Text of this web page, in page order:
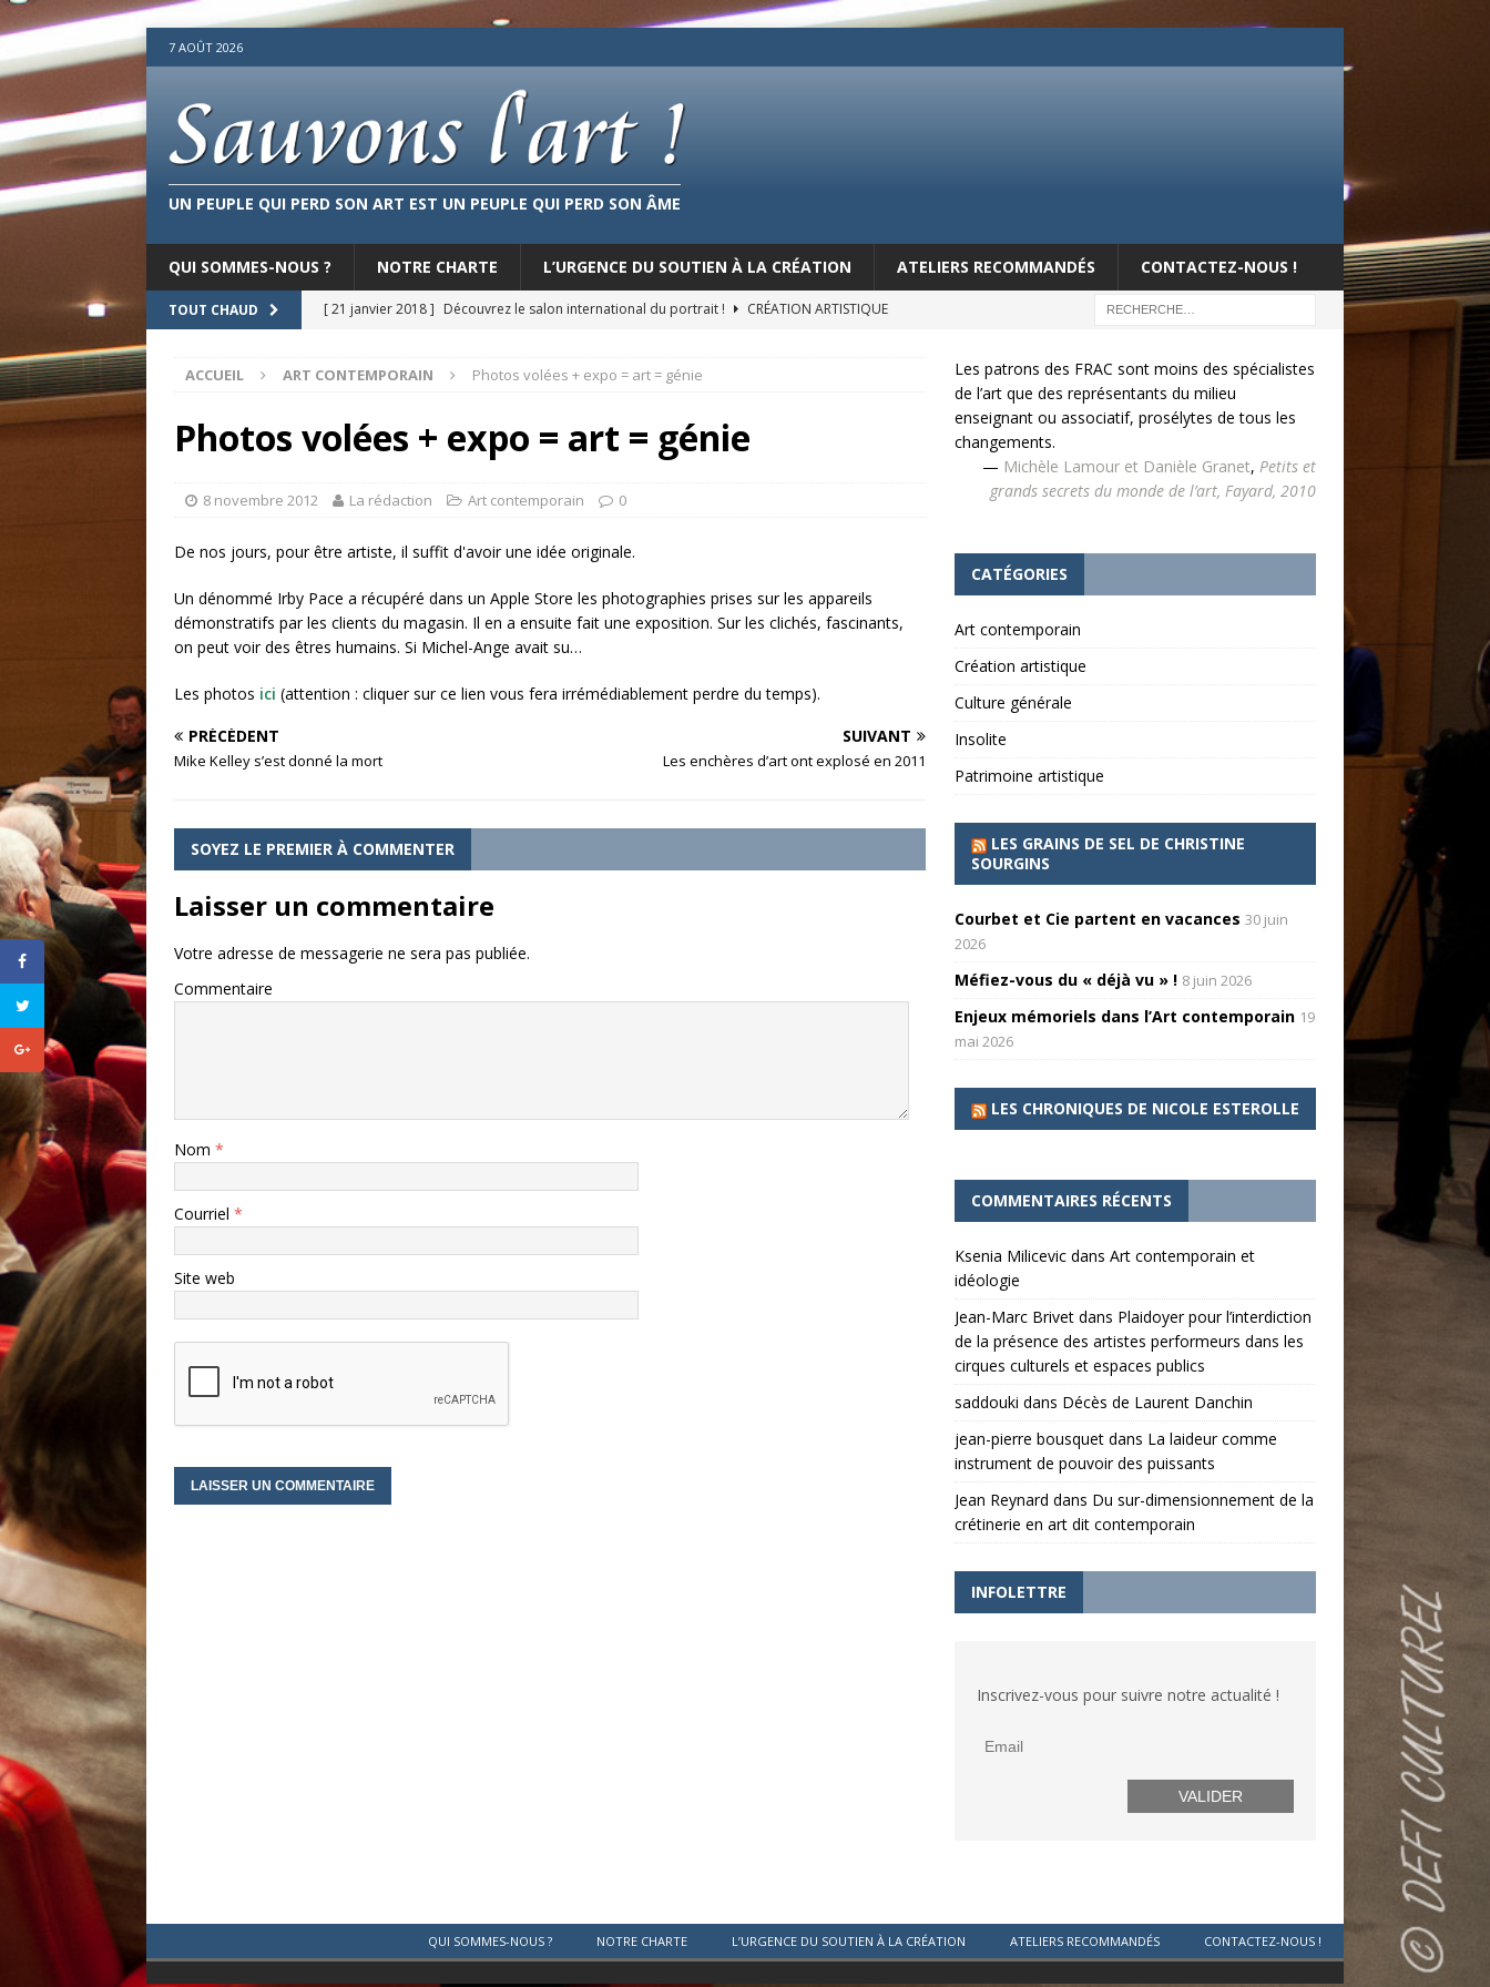
7 AOÛT 2026
UN PEUPLE QUI PERD SON ART EST UN PEUPLE QUI PERD SON ÂME
QUI SOMMES-NOUS ? NOTRE CHARTE L’URGENCE DU SOUTIEN À LA CRÉATION ATELIERS RECOMMANDÉS CONTACTEZ-NOUS !
TOUT CHAUD [ 21 janvier 2018 ] Découvrez le salon international du portrait !
CRÉATION ARTISTIQUE
dans les cirques culturels et espaces publics
ART CONTEMPORAIN
[ 22 septembre 2017 ]
De l’hégémonie de l’Art contemporain à la concurrence
[ 20 août 2017 ] La laideur comme instrument de pouvoir des puissants
ACCUEIL ART CONTEMPORAIN Photos volées + expo = art = génie
Photos volées + expo = art = génie
8 novembre 2012 La rédaction Art contemporain 0
De nos jours, pour être artiste, il suffit d'avoir une idée originale.
Un dénommé Irby Pace a récupéré dans un Apple Store les photographies prises sur les appareils
démonstratifs par les clients du magasin. Il en a ensuite fait une exposition. Sur les clichés, fascinants,
on peut voir des êtres humains. Si Michel-Ange avait su…
Les photos ici (attention : cliquer sur ce lien vous fera irrémédiablement perdre du temps).
PRÉCÉDENT
Mike Kelley s’est donné la mort
SUIVANT
Les enchères d’art ont explosé en 2011
SOYEZ LE PREMIER À COMMENTER
Laisser un commentaire
Votre adresse de messagerie ne sera pas publiée.
Commentaire
Nom *
Courriel *
Site web
Les patrons des FRAC sont moins des spécialistes
de l’art que des représentants du milieu
enseignant ou associatif, prosélytes de tous les
changements.
— Michèle Lamour et Danièle Granet, Petits et
grands secrets du monde de l’art, Fayard, 2010
CATÉGORIES
Art contemporain
Création artistique
Culture générale
Insolite
Patrimoine artistique
LES GRAINS DE SEL DE CHRISTINE
SOURGINS
Courbet et Cie partent en vacances 30 juin
2026
Méfiez-vous du « déjà vu » ! 8 juin 2026
Enjeux mémoriels dans l’Art contemporain 19
mai 2026
LES CHRONIQUES DE NICOLE ESTEROLLE
COMMENTAIRES RÉCENTS
Ksenia Milicevicdans Art contemporain et
idéologie
Jean-Marc Brivetdans Plaidoyer pour l’interdiction
de la présence des artistes performeurs dans les
cirques culturels et espaces publics
saddouki dans Décès de Laurent Danchin
jean-pierre bousquetdans La laideur comme
instrument de pouvoir des puissants
Jean Reynard dans Du sur-dimensionnement de la
crétinerie en art dit contemporain
INFOLETTRE
Inscrivez-vous pour suivre notre actualité !
QUI SOMMES-NOUS ? NOTRE CHARTE L’URGENCE DU SOUTIEN À LA CRÉATION ATELIERS RECOMMANDÉS CONTACTEZ-NOUS !